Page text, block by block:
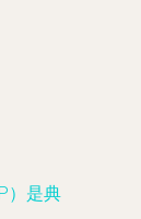
）是典